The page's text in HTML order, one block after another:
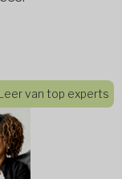
van top experts